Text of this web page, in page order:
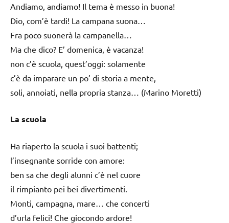
Andiamo, andiamo! Il tema è messo in buona!
Dio, com’è tardi! La campana suona…
Fra poco suonerà la campanella…
Ma che dico? E’ domenica, è vacanza!
non c’è scuola, quest’oggi: solamente
c’è da imparare un po’ di storia a mente,
soli, annoiati, nella propria stanza… (Marino Moretti)
La scuola
Ha riaperto la scuola i suoi battenti;
l’insegnante sorride con amore:
ben sa che degli alunni c’è nel cuore
il rimpianto pei bei divertimenti.
Monti, campagna, mare… che concerti
d’urla felici! Che giocondo ardore!